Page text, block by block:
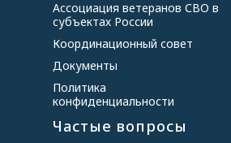
Ассоциация ветеранов СВО в
субъектах России
Координационный совет
Документы
Политика
конфиденциальности
Частые вопросы